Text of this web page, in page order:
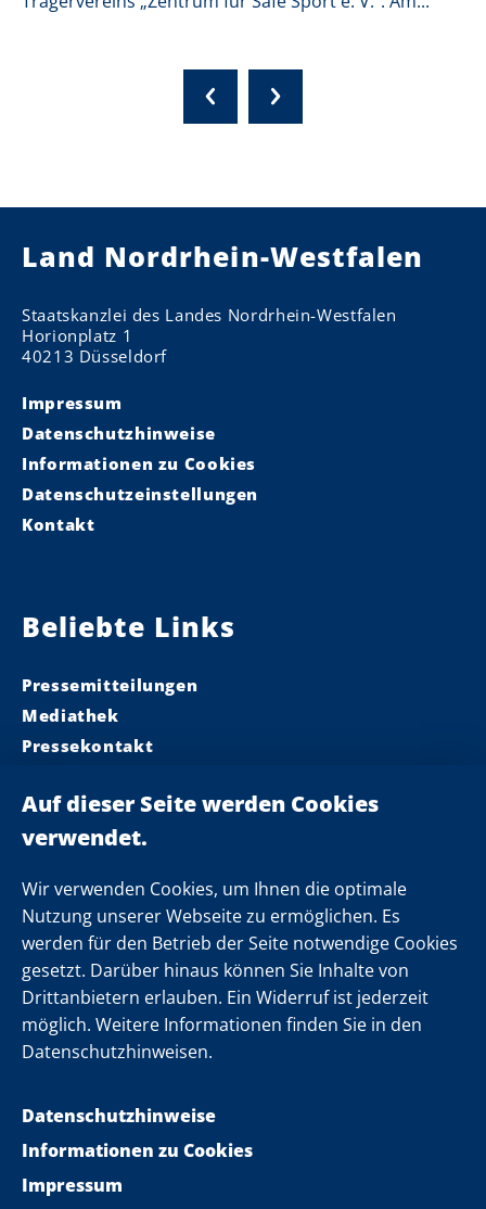
Wir verwenden Cookies, um Ihnen die optimale
Nutzung unserer Webseite zu ermöglichen. Es
werden für den Betrieb der Seite notwendige Cookies
gesetzt. Darüber hinaus können Sie Inhalte von
Drittanbietern erlauben. Ein Widerruf ist jederzeit
möglich. Weitere Informationen finden Sie in den
Datenschutzhinweisen.
Datenschutzhinweise
Impressum
Informationen zu Cookies
Land Nordrhein-Westfalen
Staatskanzlei des Landes Nordrhein-Westfalen
Horionplatz 1
40213 Düsseldorf
Impressum
Datenschutzhinweise
Informationen zu Cookies
Datenschutzeinstellungen
Kontakt
Beliebte Links
Pressemitteilungen
Mediathek
Pressekontakt
Landeskabinett
Einsamkeit
Folgen Sie uns